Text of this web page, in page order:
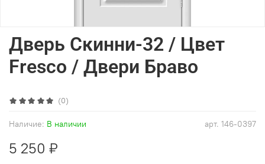
(0)
арт. 146-0397
Наличие: В наличии
Дверь Скинни-32 / Цвет
Fresco / Двери Браво
5 250 ₽